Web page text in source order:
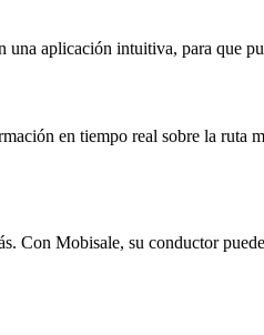
aplicación intuitiva, para que
en tiempo real sobre la ruta
Con Mobisale, su conductor